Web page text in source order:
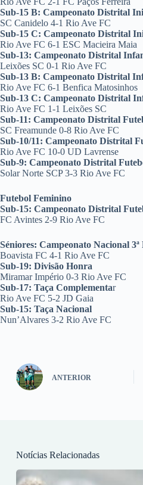
Sub-15 B: Campeonato Distrital
SC Canidelo 4-1 Rio Ave FC
Sub-15 C: Campeonato Distrital
Rio Ave FC 6-1 ESC Macieira Maia
Sub-13: Campeonato Distrital
Leixões SC 0-1 Rio Ave FC
Sub-13 B: Campeonato Distrital
Rio Ave FC 6-1 Benfica Matosinhos
Sub-13 C: Campeonato Distrital
Rio Ave FC 1-1 Leixões SC
Sub-11: Campeonato Distrital
SC Freamunde 0-8 Rio Ave FC
Sub-10/11: Campeonato Distrital
Rio Ave FC 10-0 UD Lavrense
Sub-9: Campeonato Distrital
Solar Norte SCP 3-3 Rio Ave FC
Futebol Feminino
Sub-15: Campeonato Distrital
FC Avintes 2-9 Rio Ave FC
Séniores: Campeonato Nacional 3ª
Boavista FC 4-1 Rio Ave FC
Sub-19: Divisão Honra
Miramar Império 0-3 Rio Ave FC
Sub-17: Taça Complementar
Rio Ave FC 5-2 JD Gaia
Sub-15: Taça Nacional
Nun’Alvares 3-2 Rio Ave FC
ANTERIOR
Notícias Relacionadas